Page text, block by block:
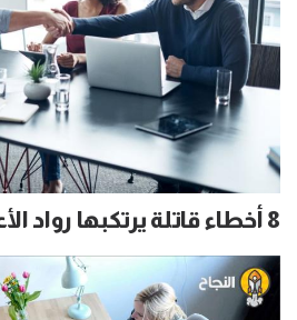
8 أخطاء قاتلة يرتكبها رواد الأعمال أثناء التفاوض